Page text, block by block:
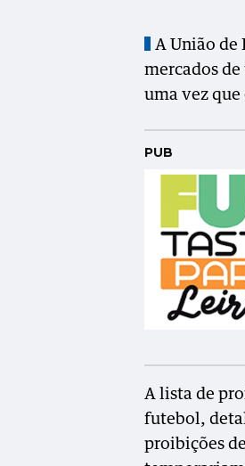
A União de
mercados
uma vez que
PUB
Alista de
futebol,
proibições